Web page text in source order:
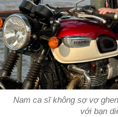
Nam ca sĩ không sợ vợ
với bạn